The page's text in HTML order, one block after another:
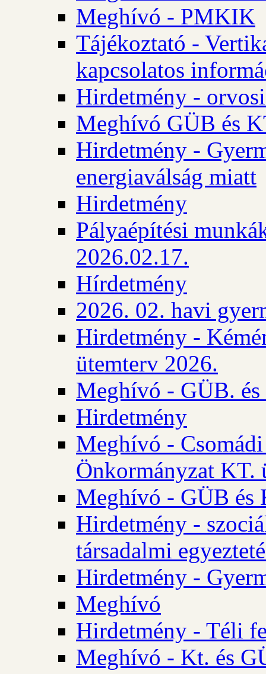
Meghívó - PMKIK
Tájékoztató -
kapcsolatos
Hirdetmény -
Meghívó GÜB és
Hirdetmény -
energiaválság miatt
Hirdetmény
Pályaépítési
2026.02.17.
Hírdetmény
2026. 02. havi
Hirdetmény -
ütemterv 2026.
Meghívó - GÜB.
Hirdetmény
Meghívó -
Önkormányzat KT.
Meghívó - GÜB és
Hirdetmény -
társadalmi
Hirdetmény -
Meghívó
Hirdetmény - Téli
Meghívó - Kt. és